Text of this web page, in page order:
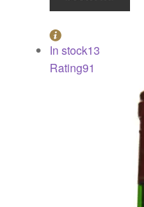
In stock13
Rating91